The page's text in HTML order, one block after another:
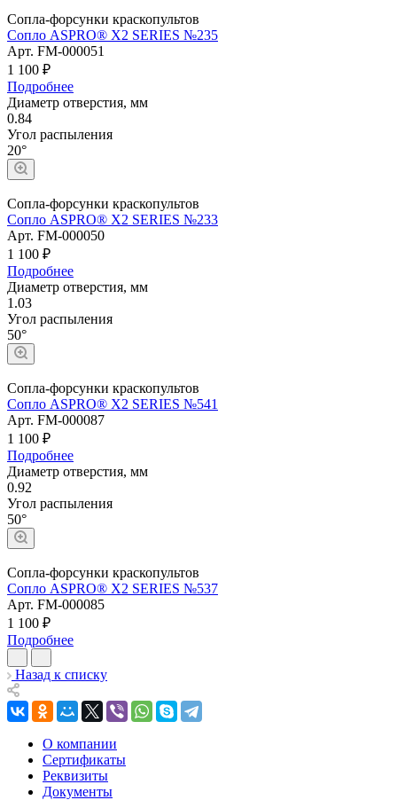
Сопла-форсунки краскопультов
Сопло ASPRO® X2 SERIES №235
Арт. FM-000051
1 100 ₽
Подробнее
Диаметр отверстия, мм
0.84
Угол распыления
20°
Сопла-форсунки краскопультов
Сопло ASPRO® X2 SERIES №233
Арт. FM-000050
1 100 ₽
Подробнее
Диаметр отверстия, мм
1.03
Угол распыления
50°
Сопла-форсунки краскопультов
Сопло ASPRO® X2 SERIES №541
Арт. FM-000087
1 100 ₽
Подробнее
Диаметр отверстия, мм
0.92
Угол распыления
50°
Сопла-форсунки краскопультов
Сопло ASPRO® X2 SERIES №537
Арт. FM-000085
1 100 ₽
Подробнее
Назад к списку
О компании
Сертификаты
Реквизиты
Документы